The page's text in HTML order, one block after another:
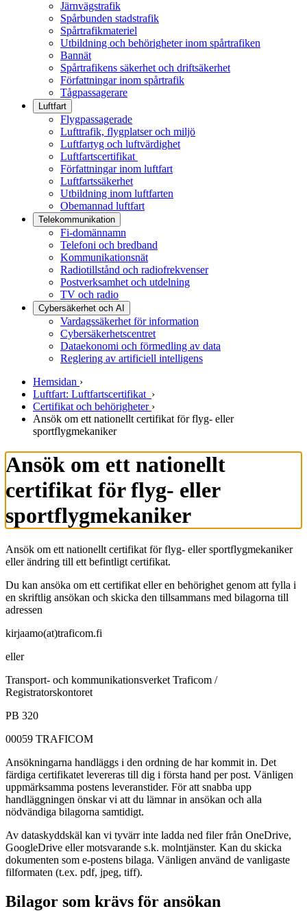
Järnvägstrafik
Spårbunden stadstrafik
Spårtrafikmateriel
Utbildning och behörigheter inom spårtrafiken
Bannät
Spårtrafikens säkerhet och driftsäkerhet
Författningar inom spårtrafik
Tågpassagerare
Luftfart
Flygpassagerade
Lufttrafik, flygplatser och miljö
Luftfartyg och luftvärdighet
Luftfartscertifikat
Författningar inom luftfart
Luftfartssäkerhet
Utbildning inom luftfarten
Obemannad luftfart
Telekommunikation
Fi-domännamn
Telefoni och bredband
Kommunikationsnät
Radiotillstånd och radiofrekvenser
Postverksamhet och utdelning
TV och radio
Cybersäkerhet och AI
Vardagssäkerhet för information
Cybersäkerhetscentret
Dataekonomi och förmedling av data
Reglering av artificiell intelligens
Hemsidan ›
Luftfart: Luftfartscertifikat ›
Certifikat och behörigheter ›
Ansök om ett nationellt certifikat för flyg- eller
sportflygmekaniker
Ansök om ett nationellt
certifikat för flyg- eller
sportflygmekaniker
Ansök om ett nationellt certifikat för flyg- eller sportflygmekaniker
eller ändring till ett befintligt certifikat.
Du kan ansöka om ett certifikat eller en behörighet genom att fylla i
en skriftlig ansökan och skicka den tillsammans med bilagorna till
adressen
kirjaamo(at)traficom.fi
eller
Transport- och kommunikationsverket Traficom /
Registratorskontoret
PB 320
00059 TRAFICOM
Ansökningarna handläggs i den ordning de har kommit in. Det
färdiga certifikatet levereras till dig i första hand per post. Vänligen
uppmärksamma postens leveranstider. För att snabba upp
handläggningen önskar vi att du lämnar in ansökan och alla
nödvändiga bilagorna samtidigt.
Av dataskyddskäl kan vi tyvärr inte ladda ned filer från OneDrive,
GoogleDrive eller motsvarande s.k. molntjänster. Kan du skicka
dokumenten som e-postens bilaga. Vänligen använd de vanligaste
filformaten (t.ex. pdf, jpeg, tiff).
Bilagor som krävs för ansökan